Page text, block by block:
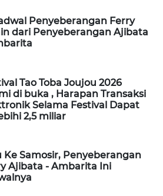
Penyeberangan Ferry
dari Penyeberangan Ajibata
Tao Toba Joujou 2026
di buka , Harapan Transaksi
Selama Festival Dapat
2,5 miliar
Ke Samosir, Penyeberangan
Ajibata - Ambarita Ini